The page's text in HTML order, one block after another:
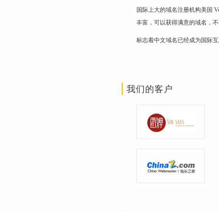
国际上大的域名注册机构美国
丰富，可以获得满意的域名，
标志着中文域名已经成为国际
我们的客户